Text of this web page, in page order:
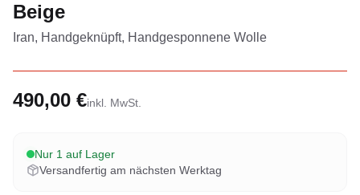
Beige
Iran, Handgeknüpft, Handgesponnene Wolle
490,00 €inkl. MwSt.
Nur 1 auf Lager
Versandfertig am nächsten Werktag